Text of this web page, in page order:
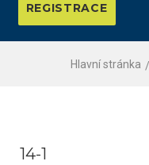
REGISTRACE
Hlavní stránka
14-1